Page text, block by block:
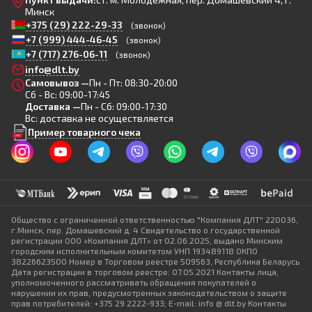
Минск
+375 (29) 222-29-33
(звонок)
+7 (999) 444-46-45 (звонок)
+7 (717) 276-06-11 (звонок)
info@dlt.by
Самовывоз —Пн - Пт: 08:30-20:00
Сб - Вс: 09:00-17:45
Доставка —Пн - Сб: 09:00-17:30
Вс: доставка не осуществляется
Пример товарного чека
Общество с ограниченной ответственностью "Компания ДЛТ" 220036,
г.Минск, пер. Домашевский д. 4 Свидетельство о государственной
регистрации ООО «Компания ДЛТ» от 02.06.2025, выдано Минским
городским исполнительным комитетом УНП 193489118 ОКПО
38226623500 Номер в Торговом реестре 509563, Республика Беларусь
Дата регистрации в торговом реестре: 07.05.2021 Контакты лица,
уполномоченного рассматривать обращения покупателей о
нарушении их прав, предусмотренных законодательством о защите
прав потребителей: +375 29 2222-933; E-mail: info @ dlt.by Контакты